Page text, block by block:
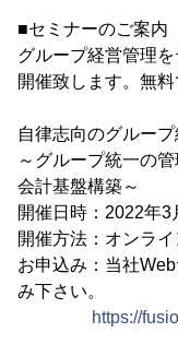
■セミナーのご案内
グループ経営管理
開催致します。無
自律志向のグルー
～グループ統一の
会計基盤構築～
開催日時：2022年
開催方法：オンラ
お申込み：当社
み下さい。
https://